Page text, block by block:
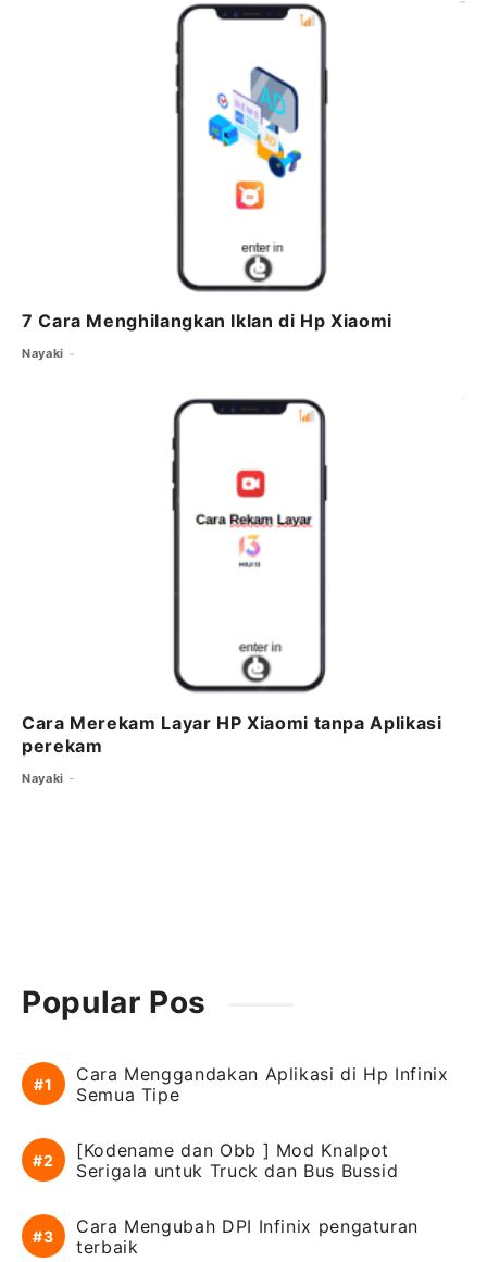
7 Cara Menghilangkan Iklan di Hp Xiaomi
Nayaki
Cara Merekam Layar HP Xiaomi tanpa Aplikasi
perekam
Nayaki
Popular Pos
Cara Menggandakan Aplikasi di Hp Infinix
Semua Tipe
[Kodename dan Obb ] Mod Knalpot
Serigala untuk Truck dan Bus Bussid
Cara Mengubah DPI Infinix pengaturan
terbaik